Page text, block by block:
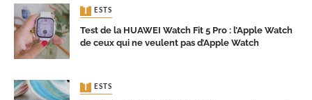
TESTS
Test de la HUAWEI Watch Fit 5 Pro : l’Apple Watch
de ceux qui ne veulent pas d’Apple Watch
TESTS